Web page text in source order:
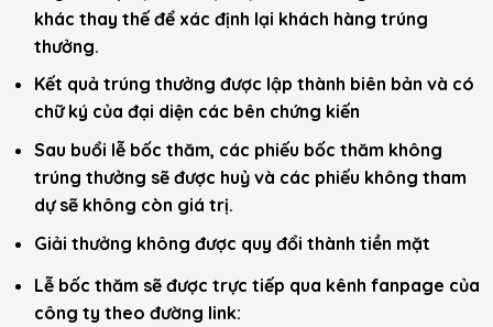
khác thay thế để xác định lại khách hàng trúng
thưởng.
Kết quả trúng thưởng được lập thành biên bản và có
chữ ký của đại diện các bên chứng kiến
Sau buổi lễ bốc thăm, các phiếu bốc thăm không
trúng thưởng sẽ được huỷ và các phiếu không tham
dự sẽ không còn giá trị.
Giải thưởng không được quy đổi thành tiền mặt
Lễ bốc thăm sẽ được trực tiếp qua kênh fanpage của
công ty theo đường link: